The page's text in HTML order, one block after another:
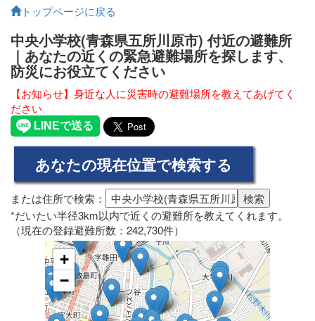
トップページに戻る
中央小学校(青森県五所川原市) 付近の避難所
｜あなたの近くの緊急避難場所を探します、
防災にお役立てください
【お知らせ】身近な人に災害時の避難場所を教えてあげてく
ださい
または住所で検索：
*だいたい半径3km以内で近くの避難所を教えてくれます。
（現在の登録避難所数：242,730件）
+
−